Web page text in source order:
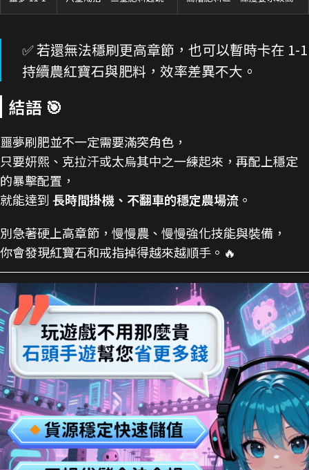
✅ 若還無法穩刷更高章節，也可以暫時卡在 1-1
持續農紅寶石與肥料，效率差異不大。
結語 🎯
噩夢刷肥並不一定需要滿突角色，
只要妍熙、克拉汗或太烏其中之一練起來，再配上穩定
的暴擊配置，
就能達到 長時間掛機、不翻車的穩定農場流 。
別急著硬上高章節，慢慢農、慢慢強化技能與裝備，
你會發現紅寶石和戒指掉得越來越順手。🔥